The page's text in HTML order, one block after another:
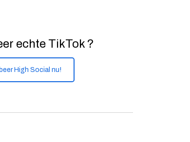
echte TikTok ?
High Social nu!